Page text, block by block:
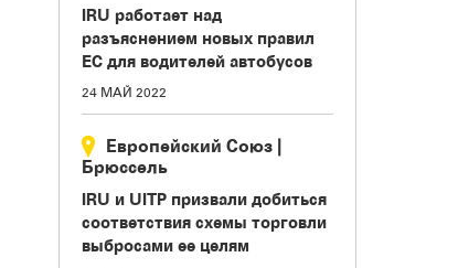
IRU работает над
разъяснением новых правил
ЕС для водителей автобусов
24 МАЙ 2022
Европейский Союз |
Брюссель
IRU и UITP призвали добиться
соответствия схемы торговли
выбросами ее целям